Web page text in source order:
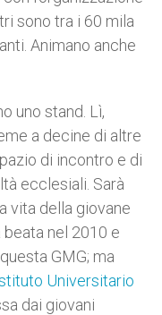
sono tra i 60 mila
Animano anche
uno stand. Lì,
a decine di altre
di incontro e di
ecclesiali. Sarà
vita della giovane
beata nel 2010 e
GMG; ma
Universitario
dai giovani